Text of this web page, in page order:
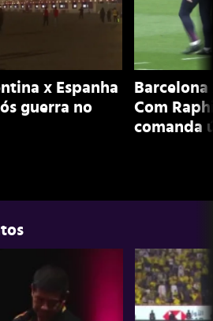
x Espanha
guerra no
Com
comanda